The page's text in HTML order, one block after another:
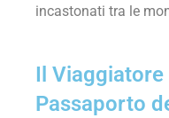
incastonati tra le
Il Viaggiatore
Passaporto